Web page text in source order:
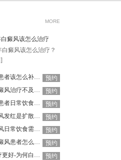
MORE
癜风该怎么治疗
癜风该怎么治疗？
昆明专治白癜风医院-白癜风患者该怎么补充营养呢
预约
昆明看白癜风有效的医院-白癜风治疗不及时有哪些危害呢
预约
昆明治白癜风的医院-白癜风患者日常饮食应该注意哪些
预约
昆明白癜风医院在哪里-白癜风发红是扩散的征兆吗
预约
昆明白癜风皮肤病医院-白癜风日常饮食需注意什么呢
预约
昆明白癜风医院哪家好些-白癜风患者怎么预防过度疲劳
预约
昆明看白癜风去哪家医院治疗更好-为何白癜风会复发
预约